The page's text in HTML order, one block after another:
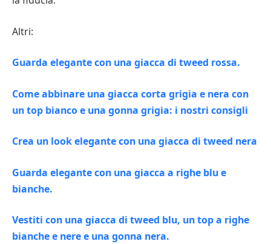
Altri:
Guarda elegante con una giacca di tweed rossa.
Come abbinare una giacca corta grigia e nera con
un top bianco e una gonna grigia: i nostri consigli
Crea un look elegante con una giacca di tweed nera
Guarda elegante con una giacca a righe blu e
bianche.
Vestiti con una giacca di tweed blu, un top a righe
bianche e nere e una gonna nera.